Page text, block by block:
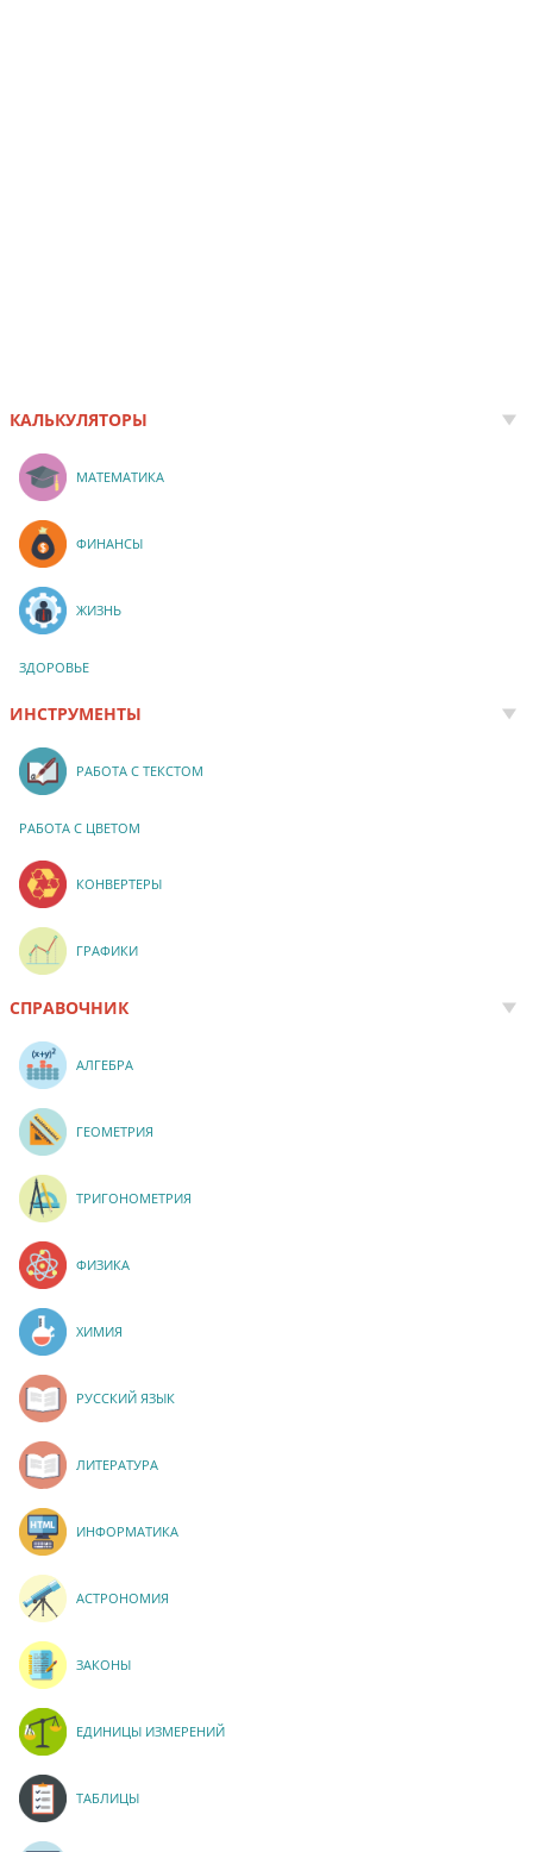
КАЛЬКУЛЯТОРЫ
МАТЕМАТИКА
ФИНАНСЫ
ЖИЗНЬ
ЗДОРОВЬЕ
ИНСТРУМЕНТЫ
РАБОТА С ТЕКСТОМ
РАБОТА С ЦВЕТОМ
КОНВЕРТЕРЫ
ГРАФИКИ
СПРАВОЧНИК
АЛГЕБРА
ГЕОМЕТРИЯ
ТРИГОНОМЕТРИЯ
ФИЗИКА
ХИМИЯ
РУССКИЙ ЯЗЫК
ЛИТЕРАТУРА
ИНФОРМАТИКА
АСТРОНОМИЯ
ЗАКОНЫ
ЕДИНИЦЫ ИЗМЕРЕНИЙ
ТАБЛИЦЫ